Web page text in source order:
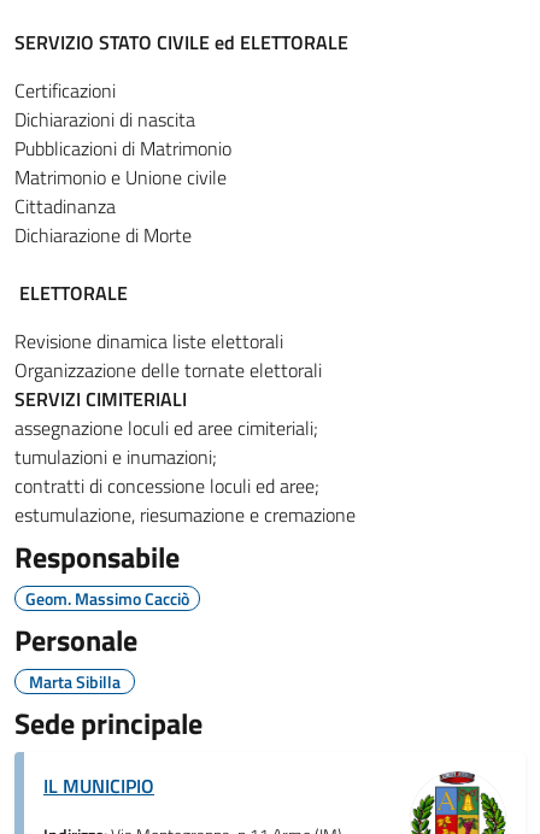
SERVIZIO STATO CIVILE ed ELETTORALE
Certificazioni
Dichiarazioni di nascita
Pubblicazioni di Matrimonio
Matrimonio e Unione civile
Cittadinanza
Dichiarazione di Morte
ELETTORALE
Revisione dinamica liste elettorali
Organizzazione delle tornate elettorali
SERVIZI CIMITERIALI
assegnazione loculi ed aree cimiteriali;
tumulazioni e inumazioni;
contratti di concessione loculi ed aree;
estumulazione, riesumazione e cremazione
Responsabile
Geom. Massimo Cacciò
Personale
Marta Sibilla
Sede principale
IL MUNICIPIO